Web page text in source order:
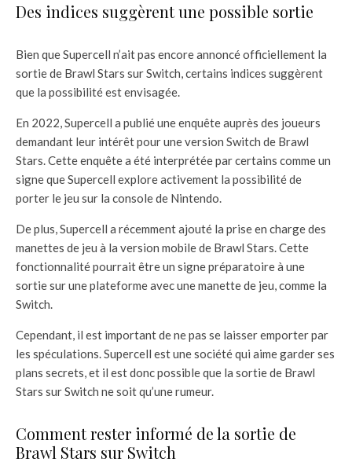
Des indices suggèrent une possible sortie
Bien que Supercell n’ait pas encore annoncé officiellement la
sortie de Brawl Stars sur Switch, certains indices suggèrent
que la possibilité est envisagée.
En 2022, Supercell a publié une enquête auprès des joueurs
demandant leur intérêt pour une version Switch de Brawl
Stars. Cette enquête a été interprétée par certains comme un
signe que Supercell explore activement la possibilité de
porter le jeu sur la console de Nintendo.
De plus, Supercell a récemment ajouté la prise en charge des
manettes de jeu à la version mobile de Brawl Stars. Cette
fonctionnalité pourrait être un signe préparatoire à une
sortie sur une plateforme avec une manette de jeu, comme la
Switch.
Cependant, il est important de ne pas se laisser emporter par
les spéculations. Supercell est une société qui aime garder ses
plans secrets, et il est donc possible que la sortie de Brawl
Stars sur Switch ne soit qu’une rumeur.
Comment rester informé de la sortie de
Brawl Stars sur Switch